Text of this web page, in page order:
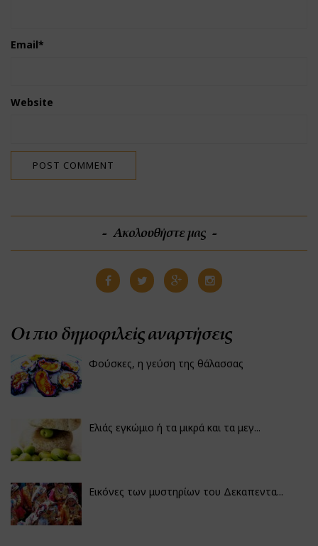
Email*
Website
Ακολουθήστε μας
Οι πιο δημοφιλείς αναρτήσεις
Φούσκες, η γεύση της θάλασσας
Ελιάς εγκώμιο ή τα μικρά και τα μεγ...
Εικόνες των μυστηρίων του Δεκαπεντα...